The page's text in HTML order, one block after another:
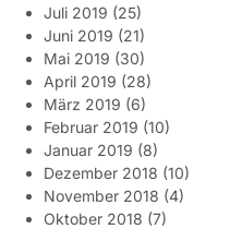
Juli 2019 (25)
Juni 2019 (21)
Mai 2019 (30)
April 2019 (28)
März 2019 (6)
Februar 2019 (10)
Januar 2019 (8)
Dezember 2018 (10)
November 2018 (4)
Oktober 2018 (7)